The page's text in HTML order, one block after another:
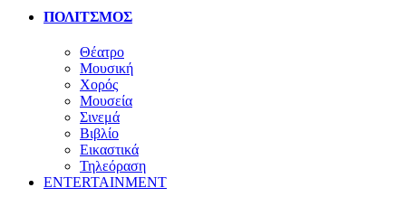
ΠΟΛΙΤΣΜΟΣ
Θέατρο
Μουσική
Χορός
Μουσεία
Σινεμά
Βιβλίο
Εικαστικά
Τηλεόραση
ENTERTAINMENT